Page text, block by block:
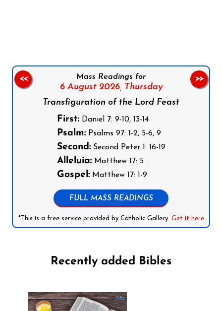
Mass Readings for
6 August 2026, Thursday
Transfiguration of the Lord Feast
First:Daniel 7: 9-10, 13-14
Psalm:Psalms 97: 1-2, 5-6, 9
Second:Second Peter 1: 16-19
Alleluia:Matthew 17: 5
Gospel:Matthew 17: 1-9
FULL MASS READINGS
*This is a free service provided by Catholic Gallery. Get it here
<< >>
Recently added Bibles